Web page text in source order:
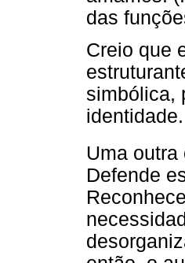
das
Creio que
simbólica,
identidade.
Uma
Defende